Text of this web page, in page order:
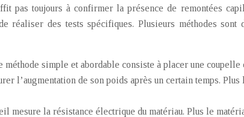
pas toujours à confirmer la présence de remontées
réaliser des tests spécifiques. Plusieurs méthodes sont
méthode simple et abordable consiste à placer une coupelle
l’augmentation de son poids après un certain temps.
mesure la résistance électrique du matériau. Plus le